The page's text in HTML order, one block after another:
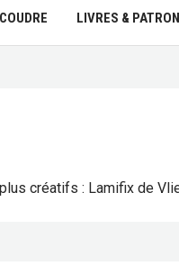
LIVRES &
créatifs : Lamifix de